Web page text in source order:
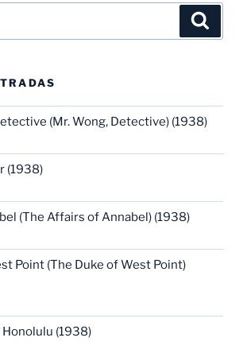
(Mr. Wong, Detective) (1938)
(1938)
(The Affairs of Annabel) (1938)
Point (The Duke of West Point)
(1938)